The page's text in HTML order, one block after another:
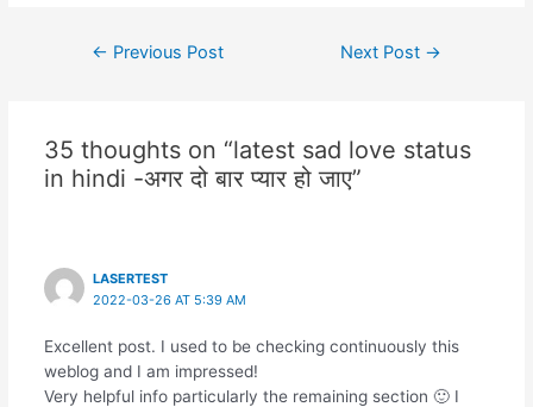
← Previous Post Next Post →
35 thoughts on “latest sad love status
in hindi -अगर दो बार प्यार हो जाए”
LASERTEST
2022-03-26 AT 5:39 AM
Excellent post. I used to be checking continuously this
weblog and I am impressed!
Very helpful info particularly the remaining section 🙂 I